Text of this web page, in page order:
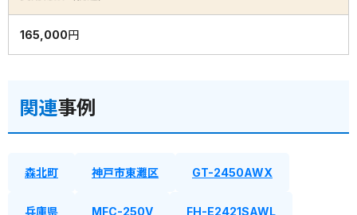
165,000円
関連事例
森北町 神戸市東灘区 GT-2450AWX
兵庫県 MFC-250V FH-E2421SAWL